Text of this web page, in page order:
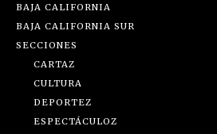
BAJA CALIFORNIA
BAJA CALIFORNIA SUR
SECCIONES
CARTAZ
CULTURA
DEPORTEZ
ESPECTÁCULOZ